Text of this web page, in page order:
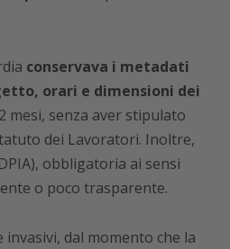
conservava i metadati
orari e dimensioni dei
mesi, senza aver stipulato
dei Lavoratori. Inoltre,
obbligatoria ai sensi
o poco trasparente.
dal momento che la